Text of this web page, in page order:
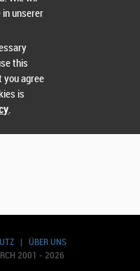
| ÜBER UNS
2001 - 2026
in unserer
this
you agree
is
.